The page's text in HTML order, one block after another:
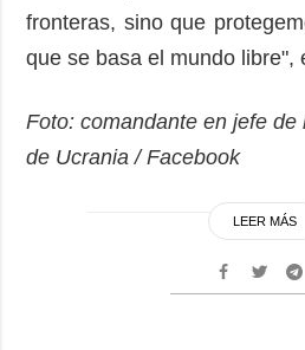
fronteras, sino que
que se basa el mundo libre",
Foto: comandante en jefe
de Ucrania / Facebook
LEER MÁS